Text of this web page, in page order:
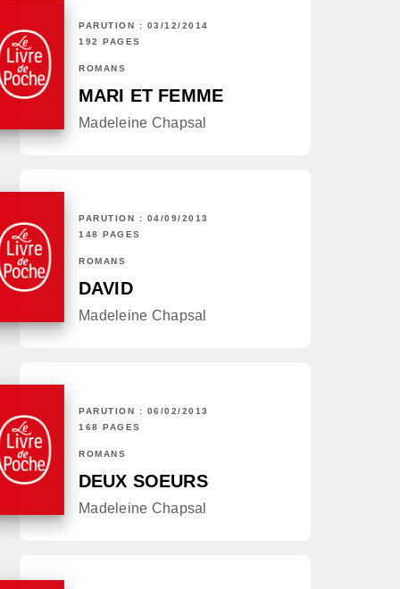
PARUTION : 03/12/2014
192 PAGES
ROMANS
MARI ET FEMME
Madeleine Chapsal
PARUTION : 04/09/2013
148 PAGES
ROMANS
DAVID
Madeleine Chapsal
PARUTION : 06/02/2013
168 PAGES
ROMANS
DEUX SOEURS
Madeleine Chapsal